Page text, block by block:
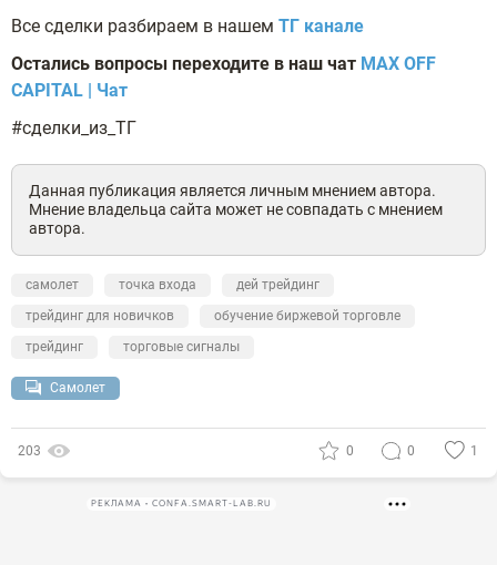
Все сделки разбираем в нашем ТГ канале
Остались вопросы переходите в наш чат MAX OFF
CAPITAL | Чат
#сделки_из_ТГ
Данная публикация является личным мнением автора.
Мнение владельца сайта может не совпадать с мнением
автора.
самолет точка входа
дей трейдинг
трейдинг для новичков
обучение биржевой торговле
трейдинг
торговые сигналы
Самолет
203 0 0 1
РЕКЛАМА • CONFA.SMART-LAB.RU